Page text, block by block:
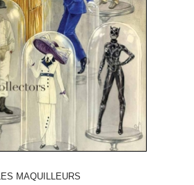
LES MAQUILLEURS